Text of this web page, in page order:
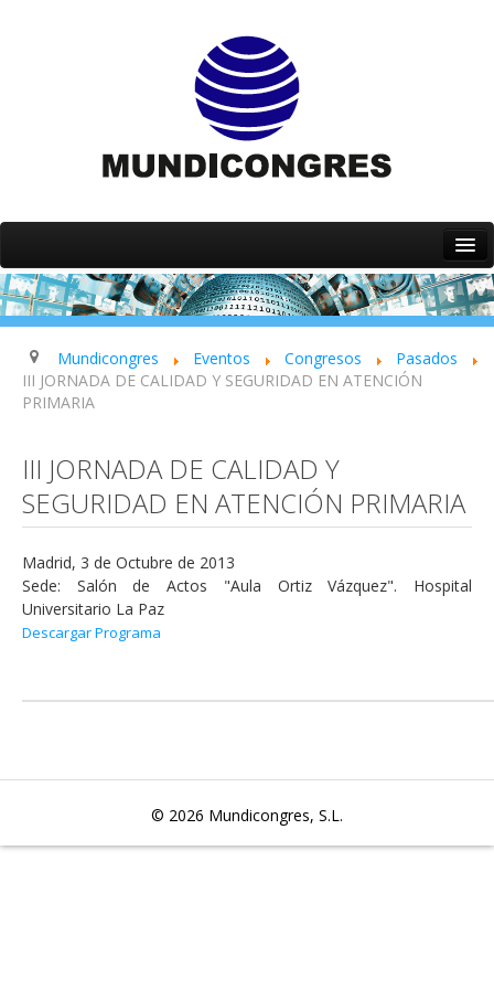
Inicio
Quiénes somos
Servicios
Eventos
Mundicongres Eventos Congresos
Pasados
III JORNADA DE CALIDAD Y SEGURIDAD EN ATENCIÓN
PRIMARIA
III JORNADA DE CALIDAD Y
SEGURIDAD EN ATENCIÓN PRIMARIA
Madrid, 3 de Octubre de 2013
Sede: Salón de Actos "Aula Ortiz Vázquez". Hospital
Universitario La Paz
Descargar Programa
© 2026 Mundicongres, S.L.